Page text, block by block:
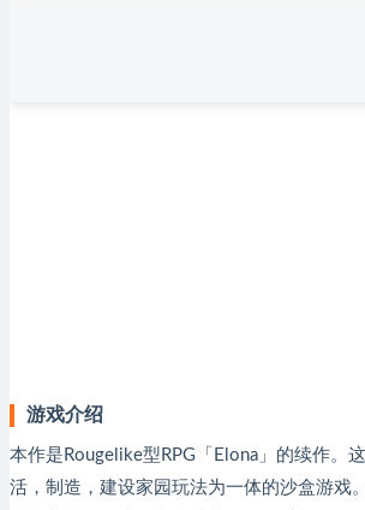
游戏介绍
本作是Rougelike型RPG「Elona」的续作。
活，制造，建设家园玩法为一体的沙盒游戏